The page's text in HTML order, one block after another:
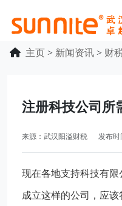
主页 > 新闻资讯 > 财
注册科技公司所
来源：武汉阳溢财税 发布时
现在各地支持科技有限
成立这样的公司，应该